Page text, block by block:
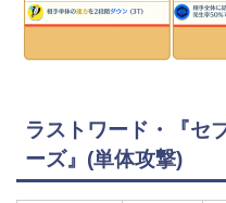
ラストワード・『セ
ーズ』(単体攻撃)